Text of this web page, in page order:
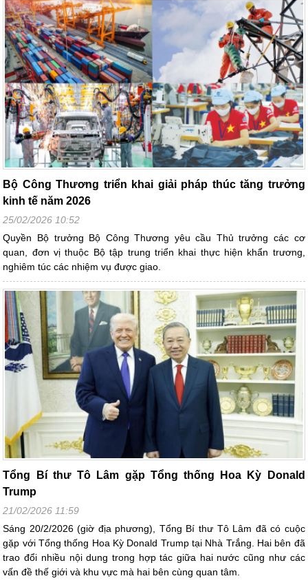
Bộ Công Thương triển khai giải pháp thúc tăng trưởng
kinh tế năm 2026
25/02/2026 10:52
Quyền Bộ trưởng Bộ Công Thương yêu cầu Thủ trưởng các cơ
quan, đơn vị thuộc Bộ tập trung triển khai thực hiện khẩn trương,
nghiêm túc các nhiệm vụ được giao.
Tổng Bí thư Tô Lâm gặp Tổng thống Hoa Kỳ Donald
Trump
21/02/2026 11:59
Sáng 20/2/2026 (giờ địa phương), Tổng Bí thư Tô Lâm đã có cuộc
gặp với Tổng thống Hoa Kỳ Donald Trump tại Nhà Trắng. Hai bên đã
trao đổi nhiều nội dung trong hợp tác giữa hai nước cũng như các
vấn đề thế giới và khu vực mà hai bên cùng quan tâm.